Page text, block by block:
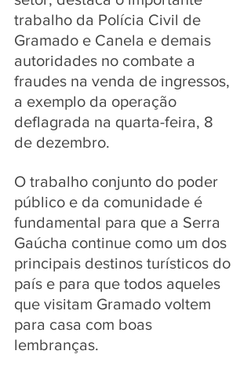
trabalho da Polícia Civil de
Gramado e Canela e demais
autoridades no combate a
fraudes na venda de ingressos,
a exemplo da operação
deflagrada na quarta-feira, 8
de dezembro.
O trabalho conjunto do poder
público e da comunidade é
fundamental para que a Serra
Gaúcha continue como um dos
principais destinos turísticos do
país e para que todos aqueles
que visitam Gramado voltem
para casa com boas
lembranças.